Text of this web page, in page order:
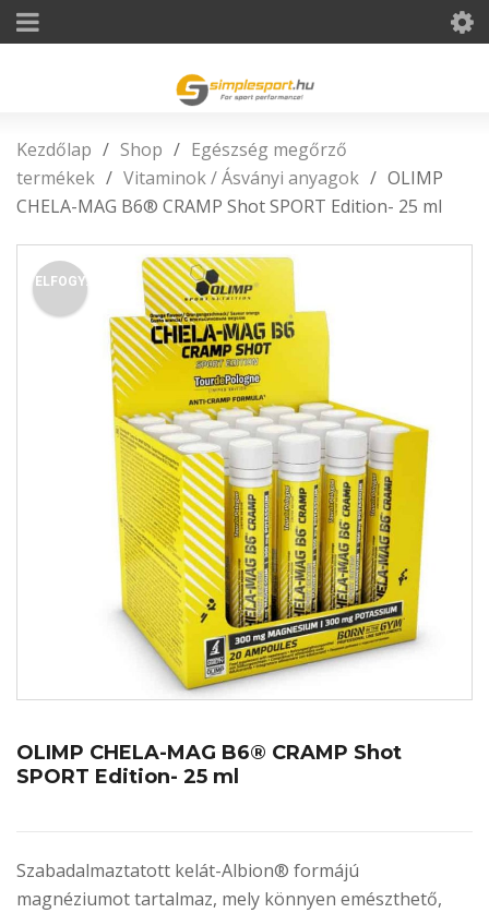
Kezdőlap / Shop / Egészség megőrző
termékek / Vitaminok / Ásványi anyagok / OLIMP
CHELA-MAG B6® CRAMP Shot SPORT Edition- 25 ml
ELFOGY.
OLIMP CHELA-MAG B6® CRAMP Shot
SPORT Edition- 25 ml
Szabadalmaztatott kelát-Albion® formájú
magnéziumot tartalmaz, mely könnyen emészthető,